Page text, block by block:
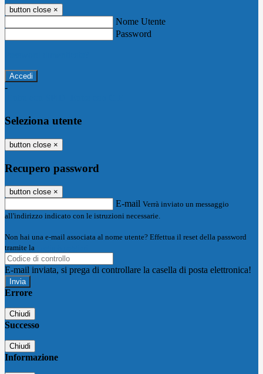
button close ×
Nome Utente
Password
-
Seleziona utente
button close ×
Recupero password
button close ×
E-mail Verrà inviato un messaggio
all'indirizzo indicato con le istruzioni necessarie.
Non hai una e-mail associata al nome utente? Effettua il reset della password
tramite la
E-mail inviata, si prega di controllare la casella di posta elettronica!
Errore
Chiudi
Successo
Chiudi
Informazione